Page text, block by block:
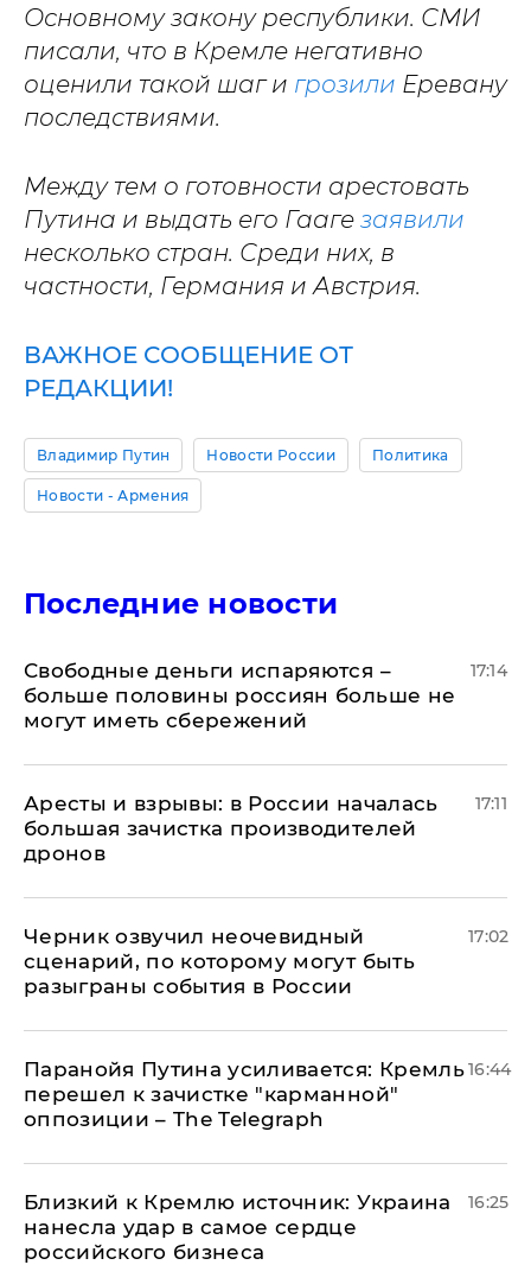
Основному закону республики. СМИ
писали, что в Кремле негативно
оценили такой шаг и грозили Еревану
последствиями.
Между тем о готовности арестовать
Путина и выдать его Гааге заявили
несколько стран. Среди них, в
частности, Германия и Австрия.
ВАЖНОЕ СООБЩЕНИЕ ОТ
РЕДАКЦИИ!
Владимир Путин Новости России Политика
Новости - Армения
Последние новости
Свободные деньги испаряются –
больше половины россиян больше не
могут иметь сбережений
17:14
Аресты и взрывы: в России началась
большая зачистка производителей
дронов
17:11
Черник озвучил неочевидный
сценарий, по которому могут быть
разыграны события в России
17:02
Паранойя Путина усиливается: Кремль
перешел к зачистке "карманной"
оппозиции – The Telegraph
16:44
Близкий к Кремлю источник: Украина
нанесла удар в самое сердце
российского бизнеса
16:25